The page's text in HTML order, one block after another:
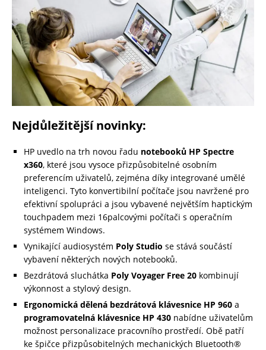
Nejdůležitější novinky:
HP uvedlo na trh novou řadu notebooků HP Spectre
x360, které jsou vysoce přizpůsobitelné osobním
preferencím uživatelů, zejména díky integrované umělé
inteligenci. Tyto konvertibilní počítače jsou navržené pro
efektivní spolupráci a jsou vybavené největším haptickým
touchpadem mezi 16palcovými počítači s operačním
systémem Windows.
Vynikající audiosystém Poly Studio se stává součástí
vybavení některých nových notebooků.
Bezdrátová sluchátka Poly Voyager Free 20 kombinují
výkonnost a stylový design.
Ergonomická dělená bezdrátová klávesnice HP 960 a
programovatelná klávesnice HP 430 nabídne uživatelům
možnost personalizace pracovního prostředí. Obě patří
ke špičce přizpůsobitelných mechanických Bluetooth®